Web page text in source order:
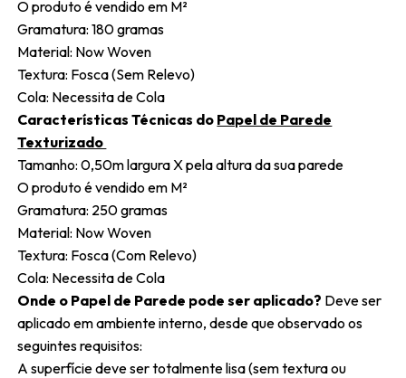
O produto é vendido em M²
Gramatura: 180 gramas
Material: Now Woven
Textura: Fosca (Sem Relevo)
Cola: Necessita de Cola
Características Técnicas do Papel de Parede
Texturizado
Tamanho: 0,50m largura X pela altura da sua parede
O produto é vendido em M²
Gramatura: 250 gramas
Material: Now Woven
Textura: Fosca (Com Relevo)
Cola: Necessita de Cola
Onde o Papel de Parede pode ser aplicado? Deve ser
aplicado em ambiente interno, desde que observado os
seguintes requisitos:
A superfície deve ser totalmente lisa (sem textura ou